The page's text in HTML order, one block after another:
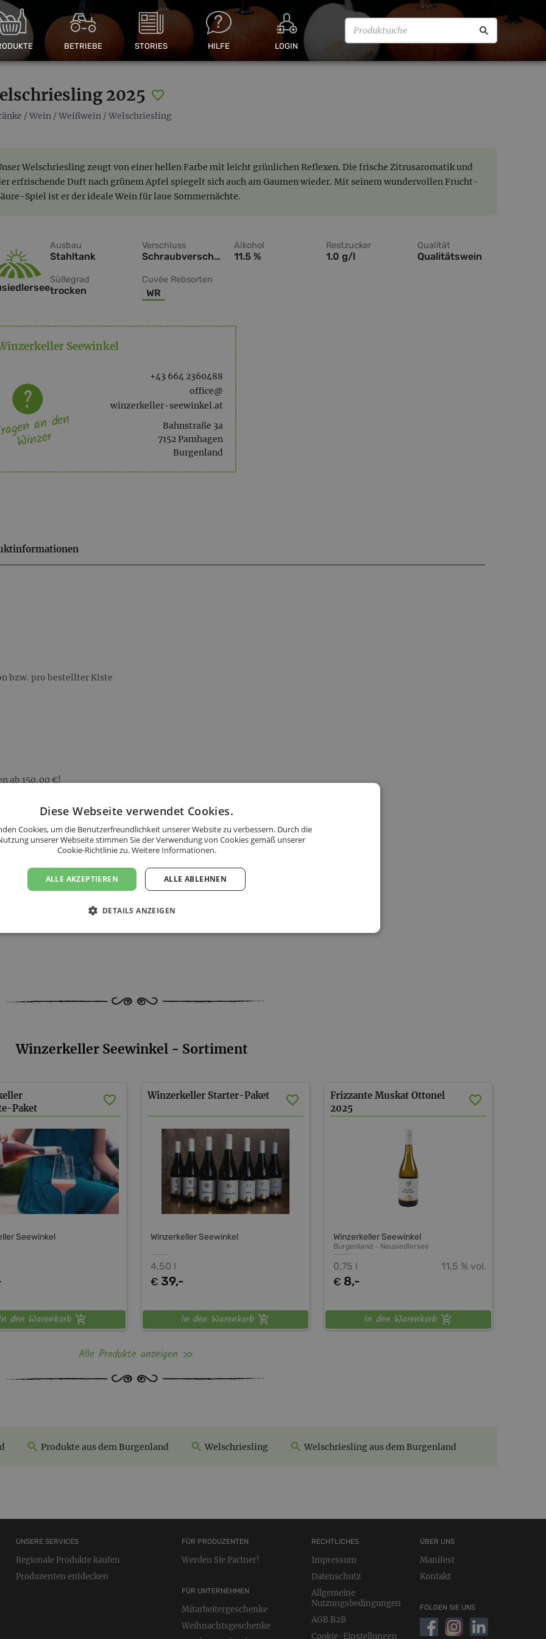
BETRIEBE STORIES HILFE LOGIN
2025
/Wein /Weißwein /Welschriesling
Welschriesling zeugt von einer hellen Farbe mit leicht grünlichen Reflexen. Die frische Zitrusaromatik und
erfrischende Duft nach grünem Apfel spiegelt sich auch am Gaumen wieder. Mit seinem wundervollen Frucht-
Spiel ist er der ideale Wein für laue Sommernächte.
Ausbau
Stahltank
Verschluss
Schraubverschluss
Alkohol
11.5 %
Restzucker
1.0 g/l
Qualität
Qualitätswein
Süßegrad
trocken
Cuvée Rebsorten
WR
Seewinkel
+43 664 2360488
office@
winzerkeller-seewinkel.at
Bahnstraße 3a
7152 Pamhagen
Burgenland
an den
Winzer
bzw. pro bestellter Kiste
ab 150,00 €!
Ländern an:
Slowakei,
Winzerkeller Seewinkel - Sortiment
Paket
Seewinkel
den Warenkorb
Winzerkeller Starter-Paket
Winzerkeller Seewinkel
4,50 l
€ 39,-
In den Warenkorb
Frizzante Muskat Ottonel
2025
Winzerkeller Seewinkel
Burgenland - Neusiedlersee
11,5 % vol.
0,75 l
€ 8,-
In den Warenkorb
Alle Produkte anzeigen
Produkte aus dem Burgenland Welschriesling Welschriesling aus dem Burgenland
UNSERE SERVICES
Regionale Produkte kaufen
Produzenten entdecken
FÜR PRODUZENTEN
Werden Sie Partner!
FÜR UNTERNEHMEN
Mitarbeitergeschenke
Weihnachtsgeschenke
RECHTLICHES
Impressum
Datenschutz
Allgemeine
Nutzungsbedingungen
AGB B2B
Cookie-Einstellungen
ÜBER UNS
Manifest
Kontakt
FOLGEN SIE UNS
Diese Webseite verwendet Cookies.
Cookies, um die Benutzerfreundlichkeit unserer Website zu verbessern. Durch die
unserer Webseite stimmen Sie der Verwendung von Cookies gemäß unserer
Cookie-Richtlinie zu.Weitere Informationen.
ALLE AKZEPTIEREN ALLE ABLEHNEN
DETAILS ANZEIGEN